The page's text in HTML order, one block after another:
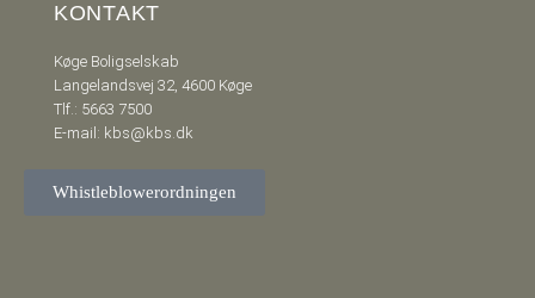
KONTAKT
Køge Boligselskab
Langelandsvej 32, 4600 Køge
Tlf.: 5663 7500
E-mail: kbs@kbs.dk
Whistleblowerordningen